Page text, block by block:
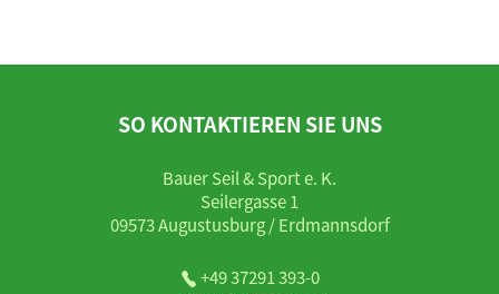
SO KONTAKTIEREN SIE UNS
Bauer Seil & Sport e. K.
Seilergasse 1
09573 Augustusburg / Erdmannsdorf
+49 37291 393-0